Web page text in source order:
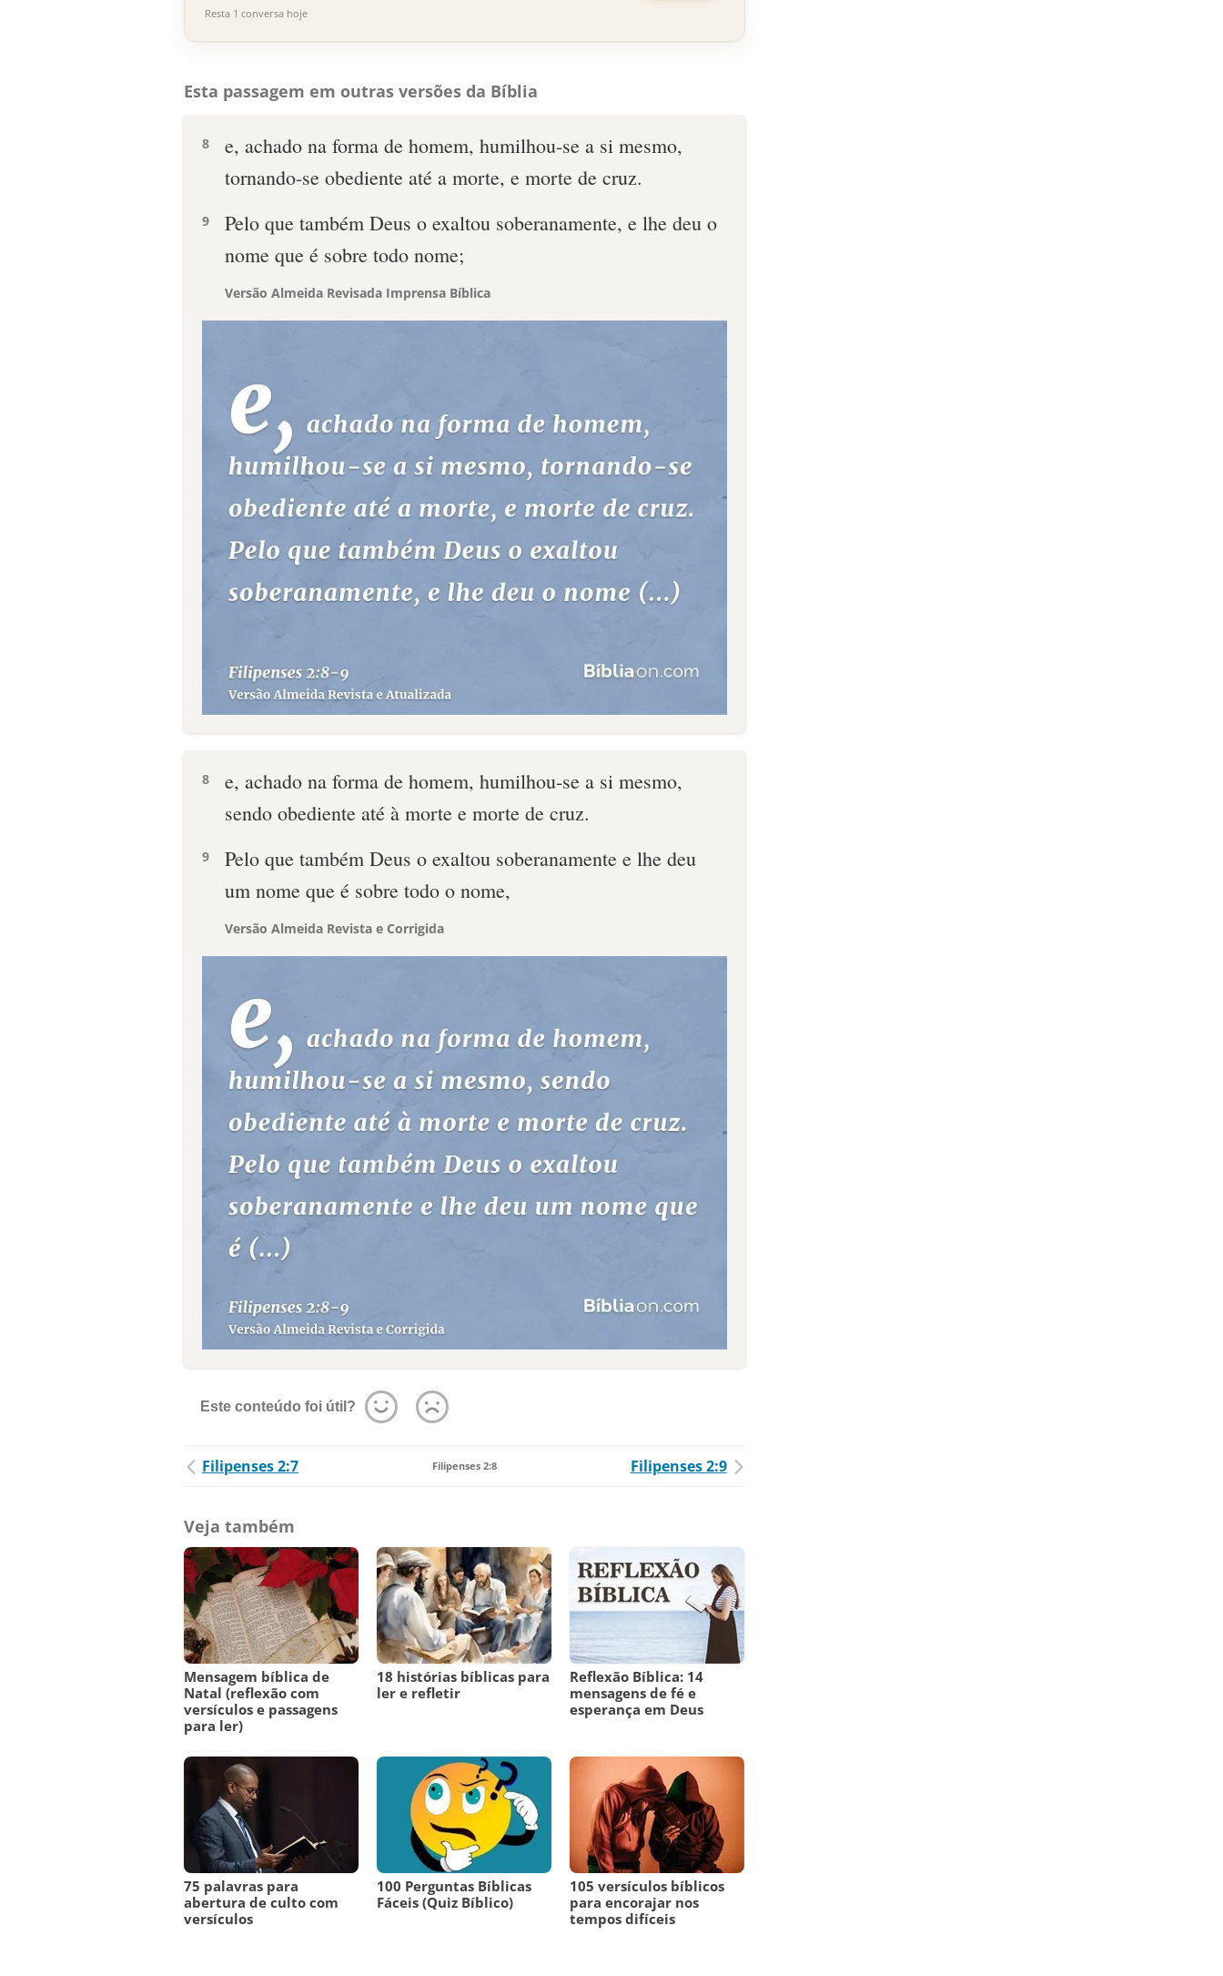
Resta 1 conversa hoje
Esta passagem em outras versões da Bíblia
8
e, achado na forma de homem, humilhou-se a si mesmo,
tornando-se obediente até a morte, e morte de cruz.
9
Pelo que também Deus o exaltou soberanamente, e lhe deu o
nome que é sobre todo nome;
Versão Almeida Revisada Imprensa Bíblica
8
e, achado na forma de homem, humilhou-se a si mesmo,
sendo obediente até à morte e morte de cruz.
9
Pelo que também Deus o exaltou soberanamente e lhe deu
um nome que é sobre todo o nome,
Versão Almeida Revista e Corrigida
Este conteúdo foi útil?
Filipenses 2:7 Filipenses 2:8 Filipenses 2:9
Veja também
Mensagem bíblica de
Natal (reflexão com
versículos e passagens
para ler)
18 histórias bíblicas para
ler e refletir
Reflexão Bíblica: 14
mensagens de fé e
esperança em Deus
75 palavras para
abertura de culto com
versículos
100 Perguntas Bíblicas
Fáceis (Quiz Bíblico)
105 versículos bíblicos
para encorajar nos
tempos difíceis